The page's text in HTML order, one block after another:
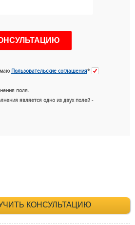
Пользовательские соглашения*
поля.
является одно из двух полей -
КОНСУЛЬТАЦИЮ
+7 (495) 660-35-